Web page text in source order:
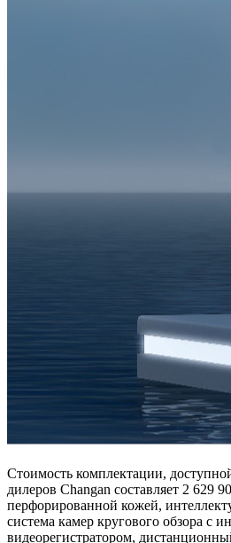
Стоимость комплектации,
дилеров Changan составляет 2 629
перфорированной кожей,
система камер кругового обзора с
видеорегистратором,